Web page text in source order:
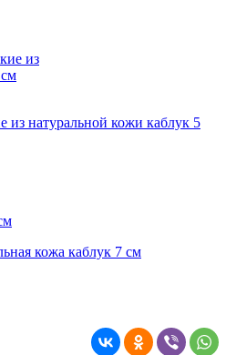
из натуральной кожи каблук 5
кожа каблук 7 см